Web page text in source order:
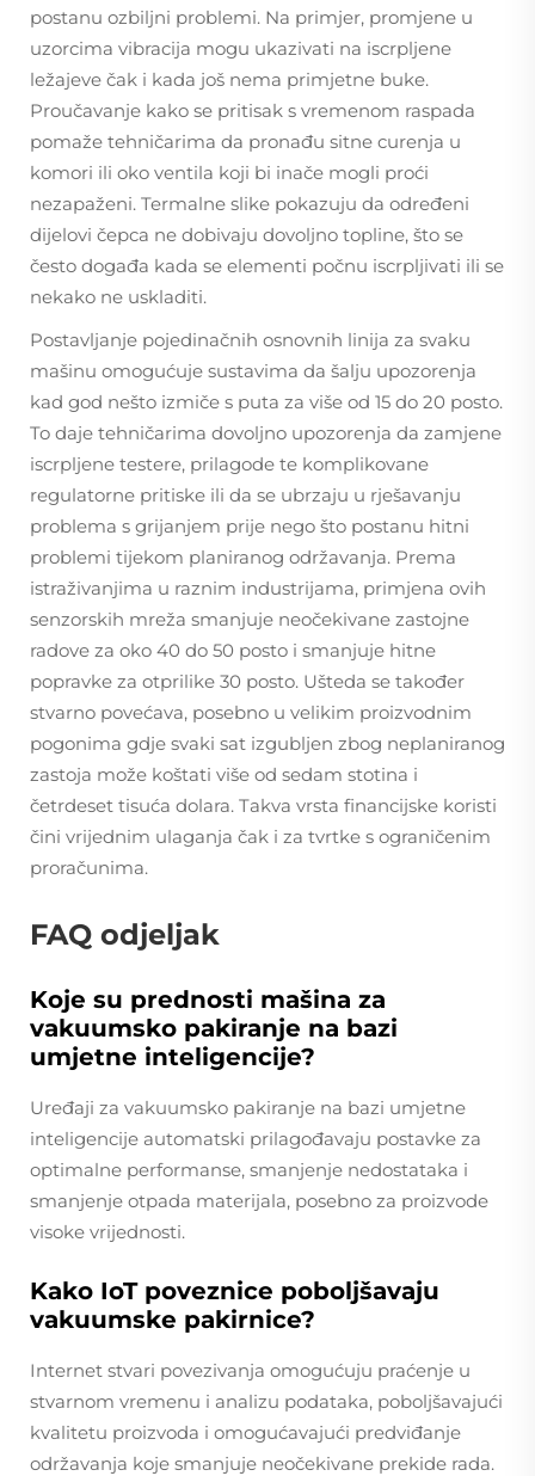
postanu ozbiljni problemi. Na primjer, promjene u
uzorcima vibracija mogu ukazivati na iscrpljene
ležajeve čak i kada još nema primjetne buke.
Proučavanje kako se pritisak s vremenom raspada
pomaže tehničarima da pronađu sitne curenja u
komori ili oko ventila koji bi inače mogli proći
nezapaženi. Termalne slike pokazuju da određeni
dijelovi čepca ne dobivaju dovoljno topline, što se
često događa kada se elementi počnu iscrpljivati ili se
nekako ne uskladiti.
Postavljanje pojedinačnih osnovnih linija za svaku
mašinu omogućuje sustavima da šalju upozorenja
kad god nešto izmiče s puta za više od 15 do 20 posto.
To daje tehničarima dovoljno upozorenja da zamjene
iscrpljene testere, prilagode te komplikovane
regulatorne pritiske ili da se ubrzaju u rješavanju
problema s grijanjem prije nego što postanu hitni
problemi tijekom planiranog održavanja. Prema
istraživanjima u raznim industrijama, primjena ovih
senzorskih mreža smanjuje neočekivane zastojne
radove za oko 40 do 50 posto i smanjuje hitne
popravke za otprilike 30 posto. Ušteda se također
stvarno povećava, posebno u velikim proizvodnim
pogonima gdje svaki sat izgubljen zbog neplaniranog
zastoja može koštati više od sedam stotina i
četrdeset tisuća dolara. Takva vrsta financijske koristi
čini vrijednim ulaganja čak i za tvrtke s ograničenim
proračunima.
FAQ odjeljak
Koje su prednosti mašina za
vakuumsko pakiranje na bazi
umjetne inteligencije?
Uređaji za vakuumsko pakiranje na bazi umjetne
inteligencije automatski prilagođavaju postavke za
optimalne performanse, smanjenje nedostataka i
smanjenje otpada materijala, posebno za proizvode
visoke vrijednosti.
Kako IoT poveznice poboljšavaju
vakuumske pakirnice?
Internet stvari povezivanja omogućuju praćenje u
stvarnom vremenu i analizu podataka, poboljšavajući
kvalitetu proizvoda i omogućavajući predviđanje
održavanja koje smanjuje neočekivane prekide rada.